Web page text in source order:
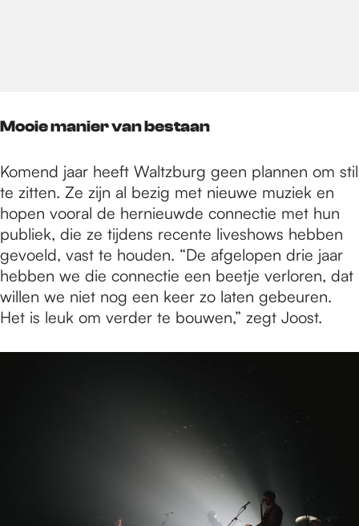
Mooie manier van bestaan
Komend jaar heeft Waltzburg geen plannen om stil
te zitten. Ze zijn al bezig met nieuwe muziek en
hopen vooral de hernieuwde connectie met hun
publiek, die ze tijdens recente liveshows hebben
gevoeld, vast te houden. “De afgelopen drie jaar
hebben we die connectie een beetje verloren, dat
willen we niet nog een keer zo laten gebeuren.
Het is leuk om verder te bouwen,” zegt Joost.